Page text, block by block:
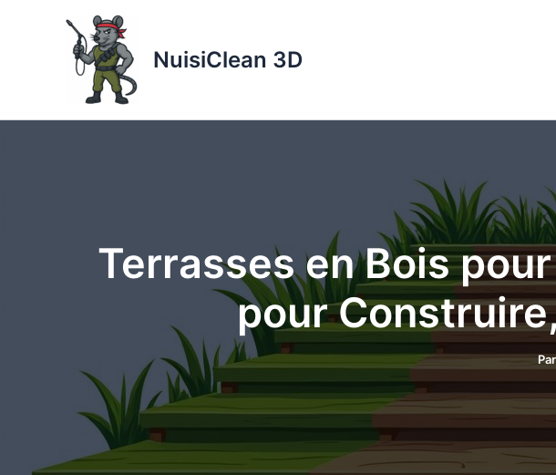
NuisiClean 3D
Terrasses en Bois
pour